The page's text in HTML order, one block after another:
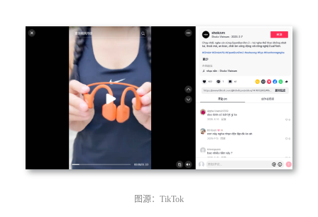
图源：TikTok